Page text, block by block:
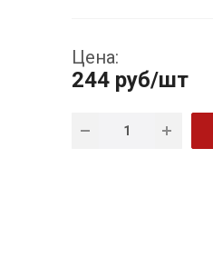
Цена:
244 руб/шт